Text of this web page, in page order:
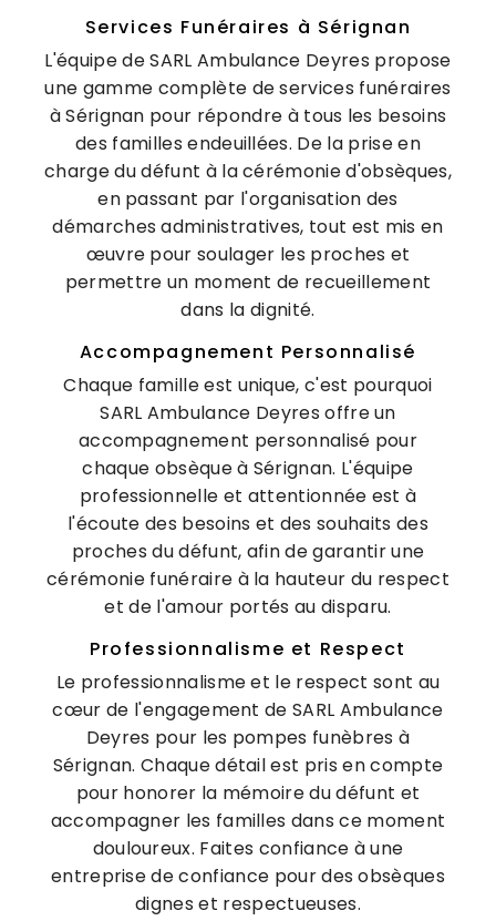
Services Funéraires à Sérignan
L'équipe de SARL Ambulance Deyres propose
une gamme complète de services funéraires
à Sérignan pour répondre à tous les besoins
des familles endeuillées. De la prise en
charge du défunt à la cérémonie d'obsèques,
en passant par l'organisation des
démarches administratives, tout est mis en
œuvre pour soulager les proches et
permettre un moment de recueillement
dans la dignité.
Accompagnement Personnalisé
Chaque famille est unique, c'est pourquoi
SARL Ambulance Deyres offre un
accompagnement personnalisé pour
chaque obsèque à Sérignan. L'équipe
professionnelle et attentionnée est à
l'écoute des besoins et des souhaits des
proches du défunt, afin de garantir une
cérémonie funéraire à la hauteur du respect
et de l'amour portés au disparu.
Professionnalisme et Respect
Le professionnalisme et le respect sont au
cœur de l'engagement de SARL Ambulance
Deyres pour les pompes funèbres à
Sérignan. Chaque détail est pris en compte
pour honorer la mémoire du défunt et
accompagner les familles dans ce moment
douloureux. Faites confiance à une
entreprise de confiance pour des obsèques
dignes et respectueuses.